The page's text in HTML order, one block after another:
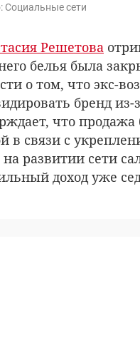
Социальные сети
Решетова
белья была
о том, что экс-
бренд
что продажа
в связи с
на развитии сети
доход уже